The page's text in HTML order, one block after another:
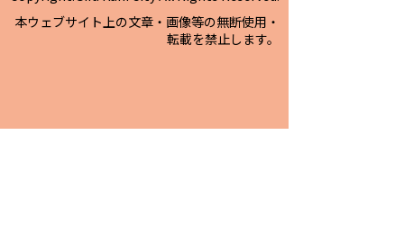
本ウェブサイト上の文章・画像等の無断使用・
転載を禁止します。